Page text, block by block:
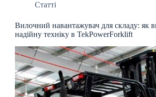
Статті
Вилочний навантажувач для складу: як
надійну техніку в TekPowerForklift